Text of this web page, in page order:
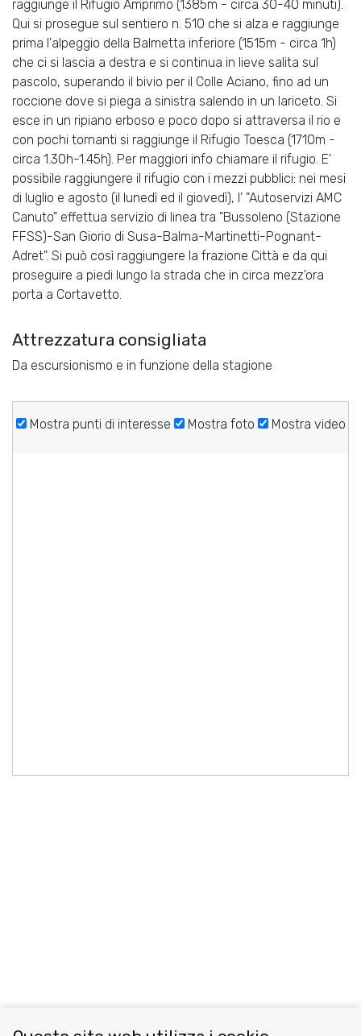
raggiunge il Rifugio Amprimo (1385m - circa 30-40 minuti).
Qui si prosegue sul sentiero n. 510 che si alza e raggiunge
prima l'alpeggio della Balmetta inferiore (1515m - circa 1h)
che ci si lascia a destra e si continua in lieve salita sul
pascolo, superando il bivio per il Colle Aciano, fino ad un
roccione dove si piega a sinistra salendo in un lariceto. Si
esce in un ripiano erboso e poco dopo si attraversa il rio e
con pochi tornanti si raggiunge il Rifugio Toesca (1710m -
circa 1.30h-1.45h). Per maggiori info chiamare il rifugio. E'
possibile raggiungere il rifugio con i mezzi pubblici: nei mesi
di luglio e agosto (il lunedì ed il giovedì), l' "Autoservizi AMC
Canuto" effettua servizio di linea tra "Bussoleno (Stazione
FFSS)-San Giorio di Susa-Balma-Martinetti-Pognant-
Adret". Si può così raggiungere la frazione Città e da qui
proseguire a piedi lungo la strada che in circa mezz'ora
porta a Cortavetto.
Attrezzatura consigliata
Da escursionismo e in funzione della stagione
Mostra punti di interesse Mostra foto Mostra video